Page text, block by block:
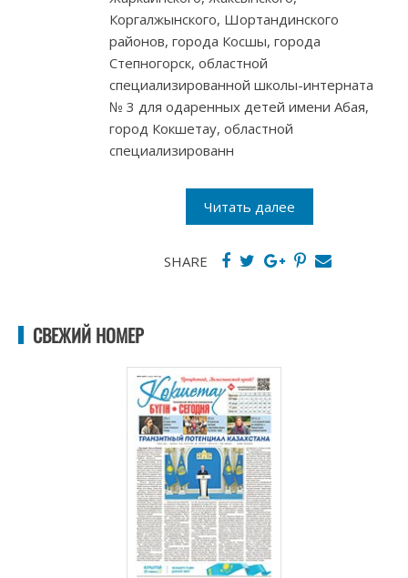
Коргалжынского, Шортандинского
районов, города Косшы, города
Степногорск, областной
специализированной школы-интерната
№ 3 для одаренных детей имени Абая,
город Кокшетау, областной
специализированн
Читать далее
SHARE
СВЕЖИЙ НОМЕР